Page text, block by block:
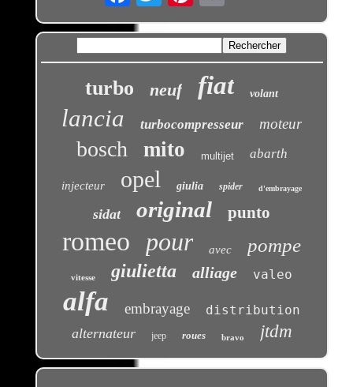
turbo neuf fiat volant
lancia turbocompresseur moteur
bosch mito multijet abarth
injecteur opel giulia spider d'embrayage
sidat original punto
romeo pour avec pompe
vitesse giulietta alliage valeo
alfa embrayage distribution
alternateur jeep roues bravo jtdm